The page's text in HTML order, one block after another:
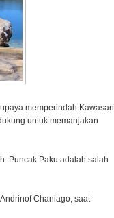
memperindah Kawasan
untuk memanjakan
Puncak Paku adalah salah
Chaniago, saat